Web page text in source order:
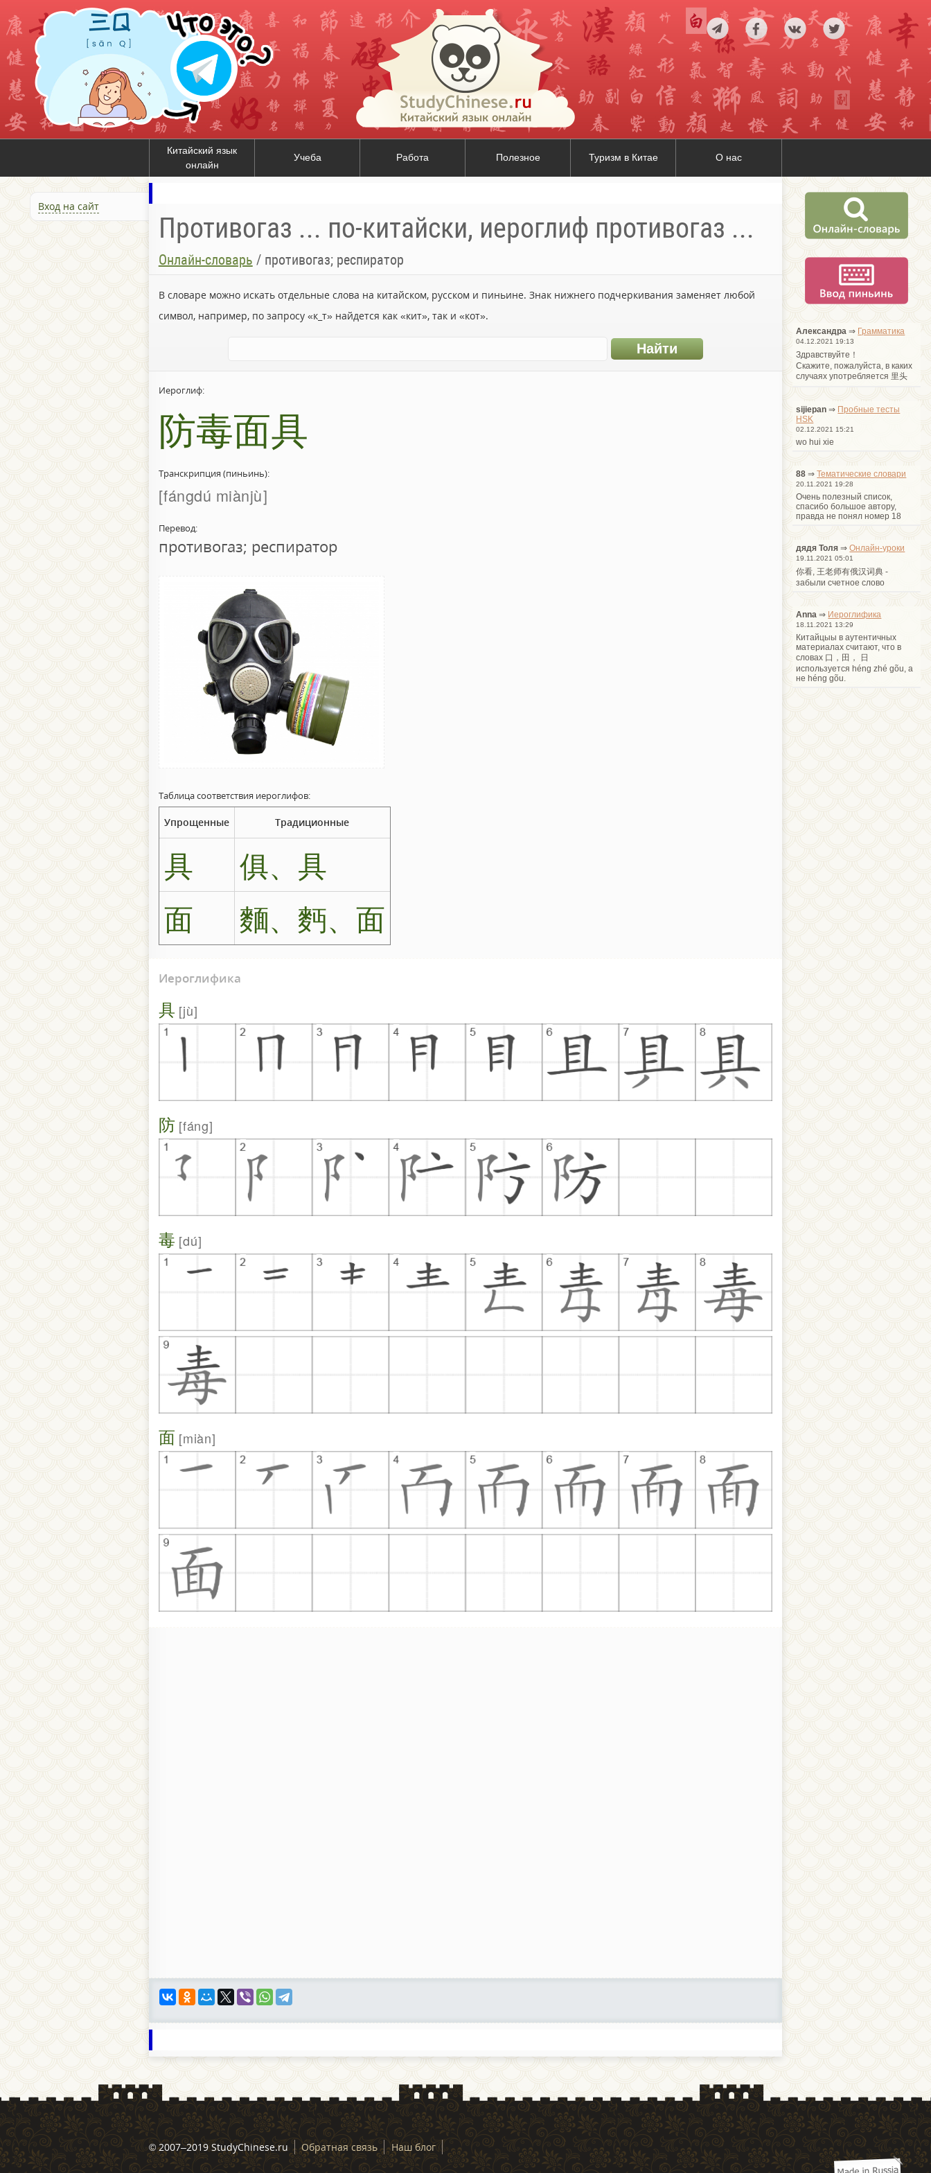
Китайский язык
онлайн
Учеба Работа Полезное Туризм в Китае О нас
Вход на сайт
Противогаз ... по-китайски, иероглиф противогаз ...
Онлайн-словарь / противогаз; респиратор
В словаре можно искать отдельные слова на китайском, русском и пиньине. Знак нижнего подчеркивания заменяет любой
символ, например, по запросу «к_т» найдется как «кит», так и «кот».
Иероглиф:
防毒面具
Транскрипция (пиньинь):
fángdú miànjù
Перевод:
противогаз; респиратор
Таблица соответствия иероглифов:
Упрощенные Традиционные
具
俱、具
面
麵、麪、面
Иероглифика
具 jù
防 fáng
毒 dú
面 miàn
Александра ⇒ Грамматика
04.12.2021 19:13
Здравствуйте！
Cкажите, пожалуйста, в каких
случаях употребляется 里头
sijiepan ⇒ Пробные тесты
HSK
02.12.2021 15:21
wo hui xie
88 ⇒Тематические словари
20.11.2021 19:28
Очень полезный список,
спасибо большое автору,
правда не понял номер 18
дядя Толя ⇒Онлайн-уроки
19.11.2021 05:01
你看, 王老师有俄汉词典 -
забыли счетное слово
Anna ⇒ Иероглифика
18.11.2021 13:29
Китайцыы в аутентичных
материалах считают, что в
словах 口，田， 日
используется héng zhé gõu, а
не héng gõu.
© 2007–2019 StudyChinese.ru Обратная связь Наш блог